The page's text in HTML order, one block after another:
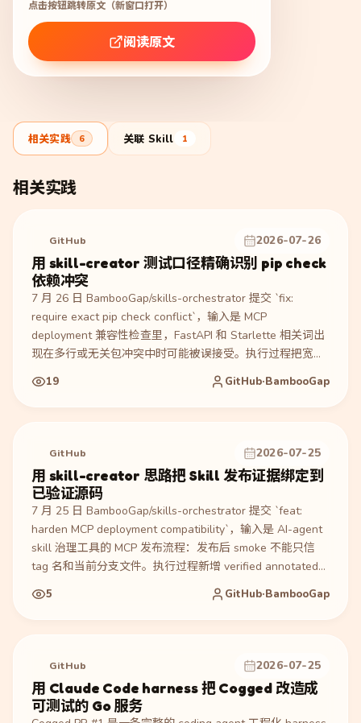
点击按钮跳转原文（新窗口打开）
阅读原文
相关实践 6 关联 Skill 1
相关实践
GitHub 2026-07-26
用 skill-creator 测试口径精确识别 pip check
依赖冲突
7 月 26 日 BambooGap/skills-orchestrator 提交 `fix:
require exact pip check conflict`，输入是 MCP
deployment 兼容性检查里，FastAPI 和 Starlette 相关词出
现在多行或无关包冲突中时可能被误接受。执行过程把宽松
的 `has requirement/requires/conflict` 匹配收敛为单行
FastAPI-to-Starlette `pip check` 正则，并在 post-release
smoke 中拒绝本地 package version 与 tag 版本不一致。产
验证覆盖 unrelated lines、extra conflict、local package
mismatch 等用例。适合参考如何给 Skill/MCP 发布前置检查
写成精确可回归的质量闸。
19 GitHub·BambooGap
GitHub 2026-07-25
用 skill-creator 思路把 Skill 发布证据绑定到
已验证源码
7 月 25 日 BambooGap/skills-orchestrator 提交 `feat:
harden MCP deployment compatibility`，输入是 AI-agent
skill 治理工具的 MCP 发布流程：发布后 smoke 不能只信
tag 名和当前分支文件。执行过程新增 verified annotated
tag 解析、checkout 目标 SHA、constraints digest、
package version、PyPI wheel/sdist 与 SBOM 绑定，并把
post-release smoke 的 `source_sha` 传入 release
`post_release_smoke.py`、release verification 文档和供应
链验证文档更新；验证由新增
`test_post_release_smoke.py`、`test_supply_chain.py` 覆
盖 SHA、constraints 和 SBOM 口径。适合参考如何给
5 GitHub·BambooGap
GitHub 2026-07-25
用 Claude Code harness 把 Cogged 改造成
可测试的 Go 服务